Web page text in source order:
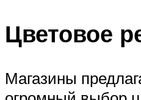
Цветовое
Магазины